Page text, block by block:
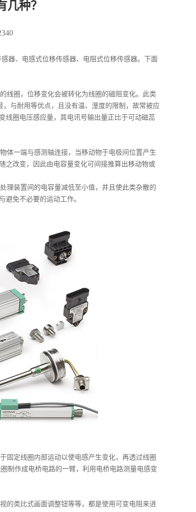
种？
器、电感式位移传感器、电阻式位移传感器。下面
线圈，位移变化会被转化为线圈的磁阻变化。此类
与耐用等优点，且没有温、溼度的限制，故常被应
线圈电压感应量，其电讯号输出量正比于可动磁蕊
体一端与感测轴连接，当移动物于电极间位置产生
之改变，因此由电容量变化可间接推算出移动物或
理装置间的电容量减低至小值，并且使此类杂散的
避免不必要的运动工作。
定线圈内部运动以使电感产生变化，再透过线圈
制作成电桥电路的一臂，利用电桥电路测量电感变
的类比式画面调整钮等等，都是使用可变电阻来进